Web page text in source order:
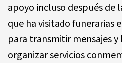
apoyo incluso después de
que ha visitado funerarias
para transmitir mensajes y
organizar servicios